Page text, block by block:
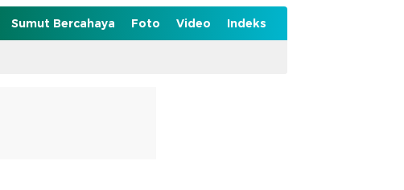
Sumut Bercahaya Foto Video Indeks